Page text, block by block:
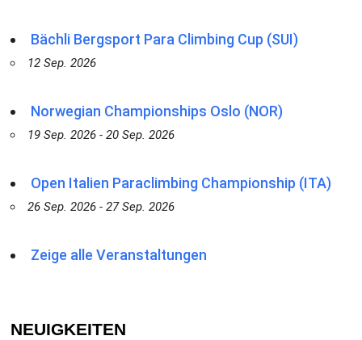
Bächli Bergsport Para Climbing Cup (SUI)
12 Sep. 2026
Norwegian Championships Oslo (NOR)
19 Sep. 2026 - 20 Sep. 2026
Open Italien Paraclimbing Championship (ITA)
26 Sep. 2026 - 27 Sep. 2026
Zeige alle Veranstaltungen
NEUIGKEITEN